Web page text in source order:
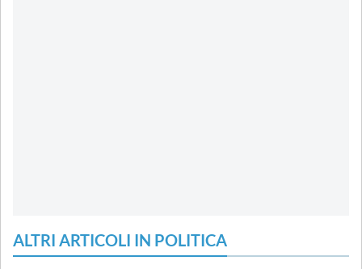
ALTRI ARTICOLI IN POLITICA